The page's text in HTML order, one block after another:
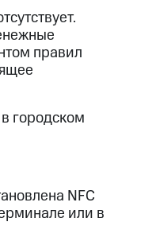
правил
городском
NFC
или в